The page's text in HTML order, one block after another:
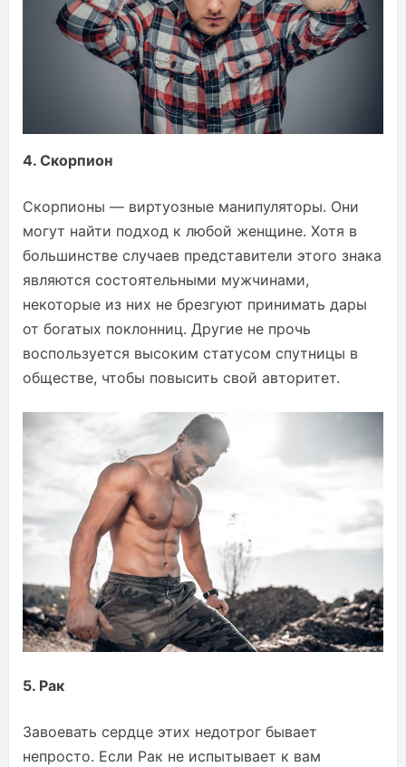
4. Скорпион
Скорпионы — виртуозные манипуляторы. Они
могут найти подход к любой женщине. Хотя в
большинстве случаев представители этого знака
являются состоятельными мужчинами,
некоторые из них не брезгуют принимать дары
от богатых поклонниц. Другие не прочь
воспользуется высоким статусом спутницы в
обществе, чтобы повысить свой авторитет.
5. Рак
Завоевать сердце этих недотрог бывает
непросто. Если Рак не испытывает к вам